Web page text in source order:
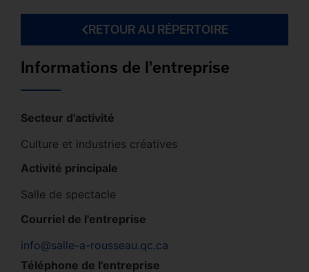
RETOUR AU RÉPERTOIRE
Informations de l'entreprise
Secteur d'activité
Culture et industries créatives
Activité principale
Salle de spectacle
Courriel de l'entreprise
info@salle-a-rousseau.qc.ca
Téléphone de l'entreprise